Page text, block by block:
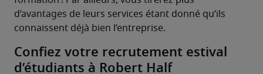
d’avantages de leurs services étant donné qu’ils
connaissent déjà bien l’entreprise.
Confiez votre recrutement estival
d’étudiants à Robert Half